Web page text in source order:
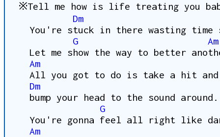
※Tell me how is life treating you
Dm
You're stuck in there wasting time
G
Am
Let me show the way to better
Am
All you got to do is take a hit and
Dm
bump your head to the sound around.
G
You're gonna feel all right like
Am